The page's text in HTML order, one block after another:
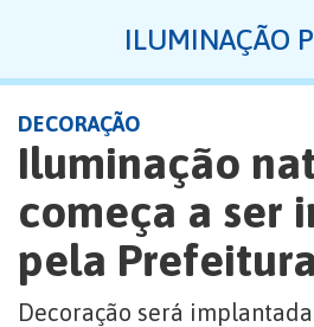
ILUMINAÇÃO
DECORAÇÃO
Iluminação
começa a ser
pela Prefeitura
Decoração será